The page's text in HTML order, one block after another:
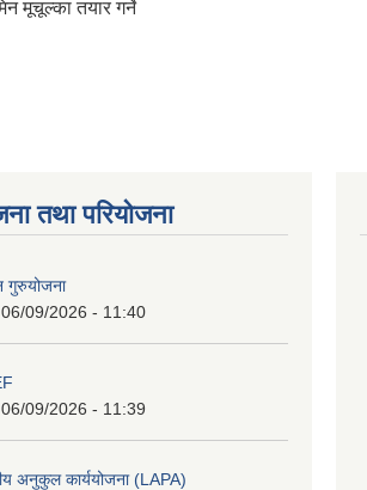
मूचूल्का तयार गर्ने
तथा परियोजना
गुरुयोजना
06/09/2026 - 11:40
06/09/2026 - 11:39
अनुकुल कार्ययोजना (LAPA)